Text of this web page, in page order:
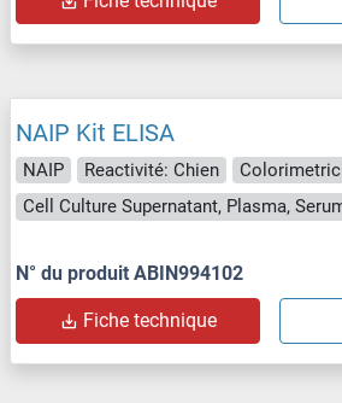
NAIP Kit ELISA
NAIP Reactivité: Chien
Colorimetric
N° du produit ABIN994102
Fiche technique